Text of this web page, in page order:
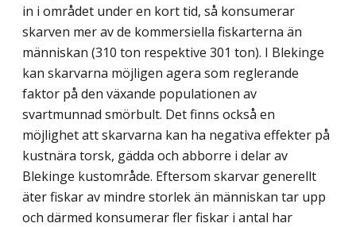
in i området under en kort tid, så konsumerar
skarven mer av de kommersiella fiskarterna än
människan (310 ton respektive 301 ton). I Blekinge
kan skarvarna möjligen agera som reglerande
faktor på den växande populationen av
svartmunnad smörbult. Det finns också en
möjlighet att skarvarna kan ha negativa effekter på
kustnära torsk, gädda och abborre i delar av
Blekinge kustområde. Eftersom skarvar generellt
äter fiskar av mindre storlek än människan tar upp
och därmed konsumerar fler fiskar i antal har